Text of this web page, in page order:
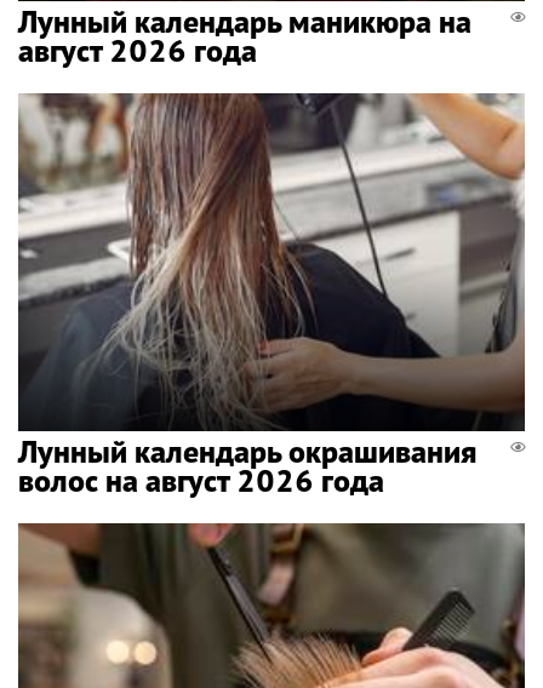
Лунный календарь маникюра на
август 2026 года
Лунный календарь окрашивания
волос на август 2026 года